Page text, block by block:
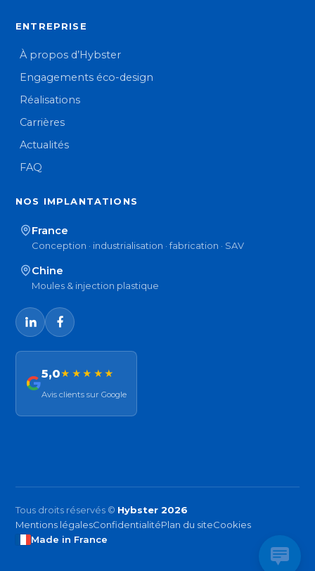
ENTREPRISE
À propos d’Hybster
Engagements éco-design
Réalisations
Carrières
Actualités
FAQ
NOS IMPLANTATIONS
France
Conception · industrialisation · fabrication · SAV
Chine
Moules & injection plastique
5,0★★★★★
Avis clients sur Google
Tous droits réservés © Hybster 2026
Mentions légalesConfidentialitéPlan du siteCookies
Made in France